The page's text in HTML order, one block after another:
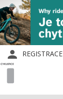
REGISTRACE